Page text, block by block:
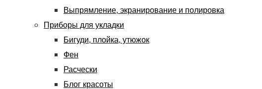
Выпрямление, экранирование и полировка
Приборы для укладки
Бигуди, плойка, утюжок
Фен
Расчески
Блог красоты